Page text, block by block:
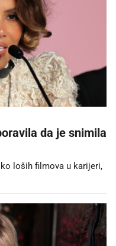
da je snimila
loših filmova u karijeri,